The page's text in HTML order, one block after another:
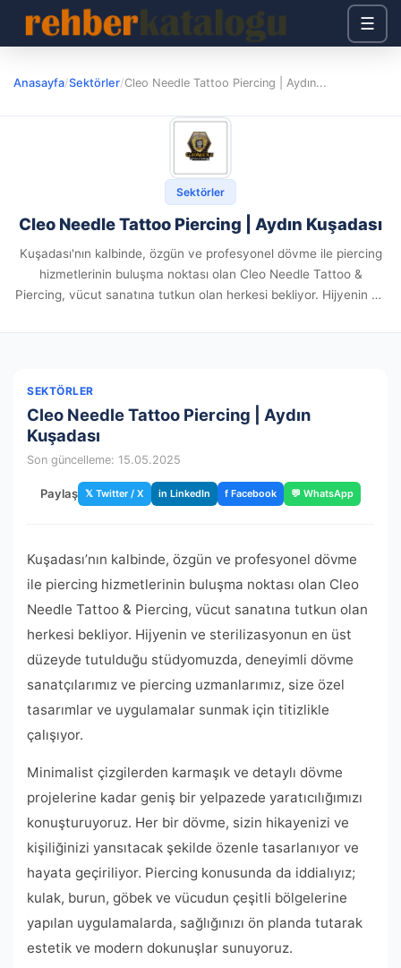
☰
Anasayfa/Sektörler/Cleo Needle Tattoo Piercing | Aydın...
Sektörler
Cleo Needle Tattoo Piercing | Aydın Kuşadası
Kuşadası'nın kalbinde, özgün ve profesyonel dövme ile piercing
hizmetlerinin buluşma noktası olan Cleo Needle Tattoo &
Piercing, vücut sanatına tutkun olan herkesi bekliyor. Hijyenin ve
SEKTÖRLER
Cleo Needle Tattoo Piercing | Aydın
Kuşadası
Son güncelleme: 15.05.2025
Paylaş 𝕏 Twitter / X in LinkedIn f Facebook 💬 WhatsApp
Kuşadası’nın kalbinde, özgün ve profesyonel dövme
ile piercing hizmetlerinin buluşma noktası olan Cleo
Needle Tattoo & Piercing, vücut sanatına tutkun olan
herkesi bekliyor. Hijyenin ve sterilizasyonun en üst
düzeyde tutulduğu stüdyomuzda, deneyimli dövme
sanatçılarımız ve piercing uzmanlarımız, size özel
tasarımlar ve uygulamalar sunmak için titizlikle
çalışıyor.
Minimalist çizgilerden karmaşık ve detaylı dövme
projelerine kadar geniş bir yelpazede yaratıcılığımızı
konuşturuyoruz. Her bir dövme, sizin hikayenizi ve
kişiliğinizi yansıtacak şekilde özenle tasarlanıyor ve
hayata geçiriliyor. Piercing konusunda da iddialıyız;
kulak, burun, göbek ve vücudun çeşitli bölgelerine
yapılan uygulamalarda, sağlığınızı ön planda tutarak
estetik ve modern dokunuşlar sunuyoruz.